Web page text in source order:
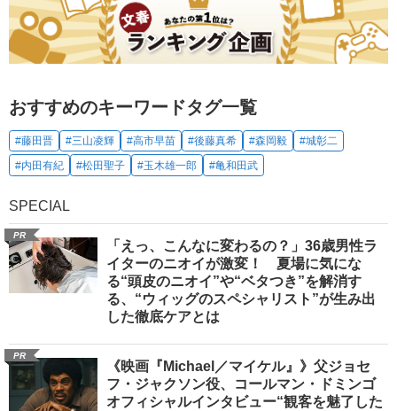
おすすめのキーワードタグ一覧
#藤田晋 #三山凌輝 #高市早苗 #後藤真希 #森岡毅
#城彰二
#内田有紀
#松田聖子 #玉木雄一郎 #亀和田武
SPECIAL
PR
「えっ、こんなに変わるの？」36歳男性ラ
イターのニオイが激変！ 夏場に気にな
る“頭皮のニオイ”や“ベタつき”を解消す
る、“ウィッグのスペシャリスト”が生み出
した徹底ケアとは
PR
《映画『Michael／マイケル』》父ジョセ
フ・ジャクソン役、コールマン・ドミンゴ
オフィシャルインタビュー“観客を魅了した